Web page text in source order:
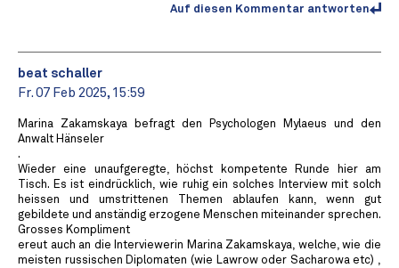
Auf diesen Kommentar antworten
beat schaller
Fr. 07 Feb 2025, 15:59
Marina Zakamskaya befragt den Psychologen Mylaeus und den
Anwalt Hänseler
.
Wieder eine unaufgeregte, höchst kompetente Runde hier am
Tisch. Es ist eindrücklich, wie ruhig ein solches Interview mit solch
heissen und umstrittenen Themen ablaufen kann, wenn gut
gebildete und anständig erzogene Menschen miteinander sprechen.
Grosses Kompliment
ereut auch an die Interviewerin Marina Zakamskaya, welche, wie die
meisten russischen Diplomaten (wie Lawrow oder Sacharowa etc) ,